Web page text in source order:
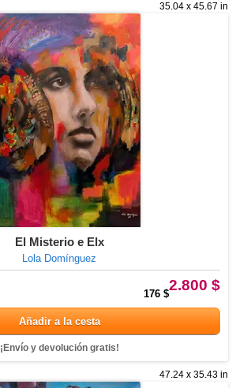
35.04 x 45.67 in
El Misterio e Elx
Lola Domínguez
2.800 $
176 $
Añadir a la cesta
¡Envío y devolución gratis!
47.24 x 35.43 in